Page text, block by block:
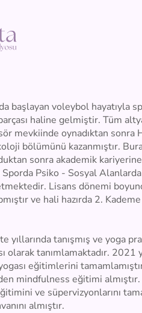
başlayan voleybol hayatıyla
haline gelmiştir. Tüm
mevkiinde oynadıktan sonra
bölümünü kazanmıştır.
sonra akademik
Psiko - Sosyal
Lisans dönemi
ve hali hazırda 2.
yıllarında tanışmış ve yoga
olarak tanımlamaktadır. 2021
eğitimlerini
mindfulness eğitimi almıştır.
ve süpervizyonlarını
almıştır.